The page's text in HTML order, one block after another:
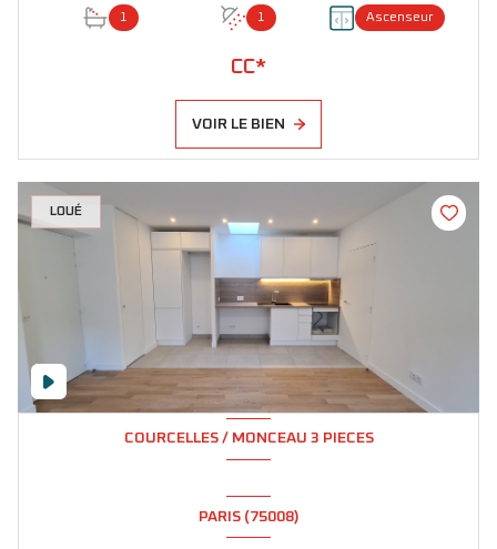
1 1 Ascenseur
CC*
VOIR LE BIEN
LOUÉ
COURCELLES / MONCEAU 3 PIECES
PARIS (75008)